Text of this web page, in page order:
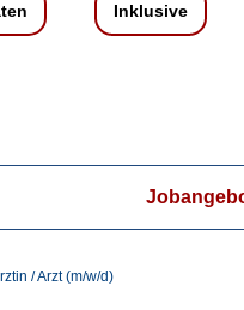
Inklusive
/ Arzt (m/w/d)